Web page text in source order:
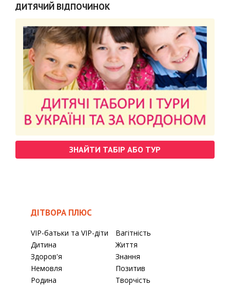
ДИТЯЧИЙ ВІДПОЧИНОК
ЗНАЙТИ ТАБІР АБО ТУР
ДІТВОРА ПЛЮС
VIP-батьки та VIP-діти
Вагітність
Дитина
Життя
Здоров'я
Знання
Немовля
Позитив
Родина
Творчість